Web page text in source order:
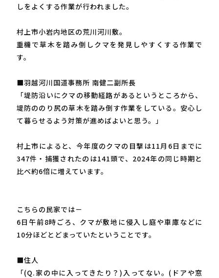
しをよくする作業が行われました。
村上市小岩内地区の荒川河川敷。
重機で草木を踏み倒しクマを発見しやすくする作業で
す。
■羽越河川国道事務所 南健二副所長
「堤防沿いにクマの移動経路があるというところから、
堤防ののり尻の草木を踏み倒す作業をしている。安心し
て暮らせるよう対策が進めばよいと思う。」
村上市によると、今年度のクマの目撃は11月6日までに
347件・捕獲されたのは141頭で、2024年の同じ時期と
比べ約6倍に増えています。
こちらの民家では－
6日午前8時ごろ、クマが敷地に侵入し庭や車庫などに
10分ほどとどまっていたということです。
■住人
「(Q.家の中に入ってきたり？)入ってない。(ドアや窓